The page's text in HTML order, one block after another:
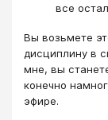
все
Вы возьмете
дисциплину в
мне, вы
конечно
эфире.